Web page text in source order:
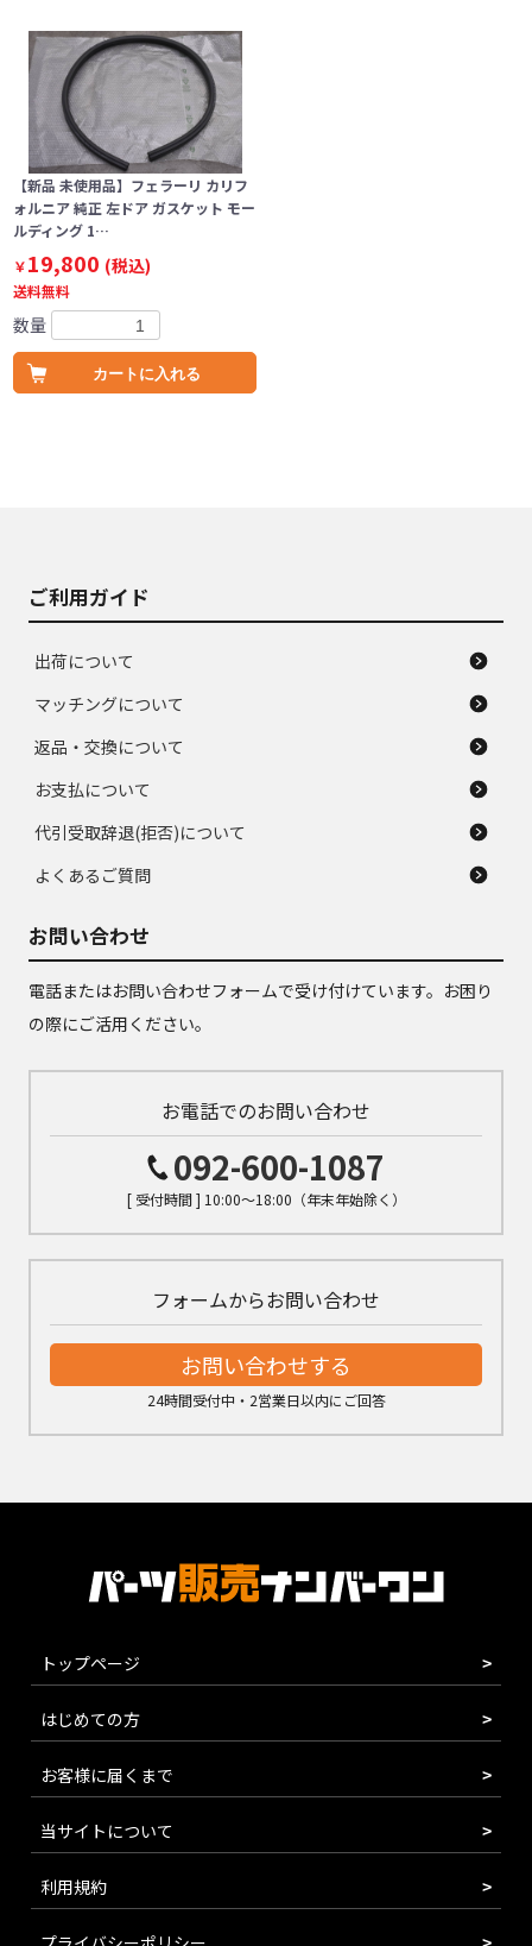
【新品 未使用品】フェラーリ カリフ
ォルニア 純正 左ドア ガスケット モー
ルディング 1…
￥19,800 (税込)
送料無料
数量
カートに入れる
ご利用ガイド
出荷について
マッチングについて
返品・交換について
お支払について
代引受取辞退(拒否)について
よくあるご質問
お問い合わせ
電話またはお問い合わせフォームで受け付けています。お困り
の際にご活用ください。
お電話でのお問い合わせ
092-600-1087
[ 受付時間 ] 10:00～18:00（年末年始除く）
フォームからお問い合わせ
お問い合わせする
24時間受付中・2営業日以内にご回答
トップページ
はじめての方
お客様に届くまで
当サイトについて
利用規約